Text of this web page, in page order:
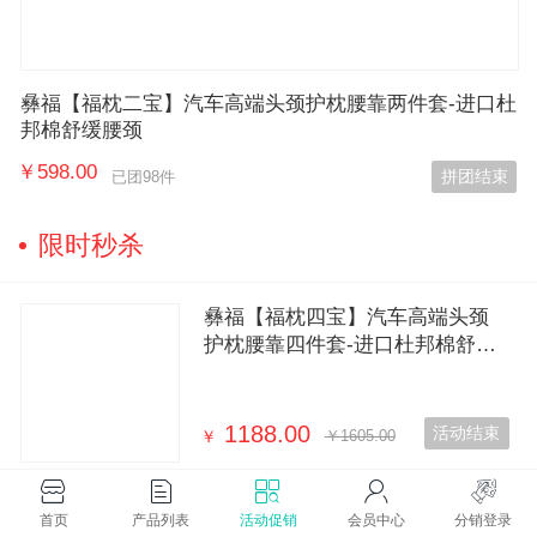
彝福【福枕二宝】汽车高端头颈护枕腰靠两件套-进口杜
邦棉舒缓腰颈
￥598.00
已团98件 拼团结束
限时秒杀
彝福【福枕四宝】汽车高端头颈
护枕腰靠四件套-进口杜邦棉舒缓
￥ 1188.00 ￥1605.00 活动结束
彝福深呼吸负离子净味盒买纳米
矿晶杀菌去味除甲醇车家两用
首页 产品列表 活动促销 会员中心 分销登录